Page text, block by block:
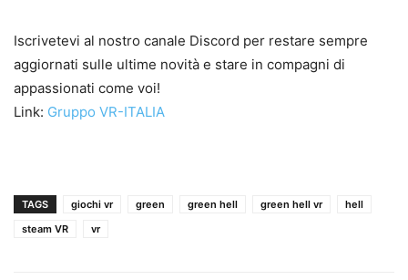
Iscrivetevi al nostro canale Discord per restare sempre
aggiornati sulle ultime novità e stare in compagni di
appassionati come voi!
Link: Gruppo VR-ITALIA
TAGS giochi vr green green hell green hell vr
hell
steam VR
vr